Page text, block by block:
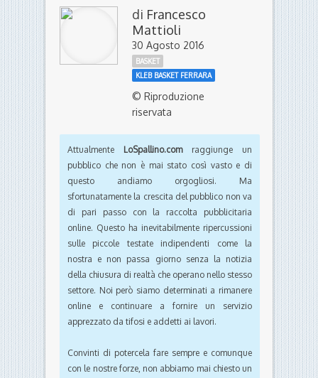
di Francesco
Mattioli
30 Agosto 2016
BASKET
KLEB BASKET FERRARA
© Riproduzione
riservata
Attualmente LoSpallino.comraggiunge un
pubblico che non è mai stato così vasto e di
questo andiamo orgogliosi. Ma
sfortunatamente la crescita del pubblico non va
di pari passo con la raccolta pubblicitaria
online. Questo ha inevitabilmente ripercussioni
sulle piccole testate indipendenti come la
nostra e non passa giorno senza la notizia
della chiusura di realtà che operano nello stesso
settore. Noi però siamo determinati a rimanere
online e continuare a fornire un servizio
apprezzato da tifosi e addetti ai lavori.
Convinti di potercela fare sempre e comunque
con le nostre forze, non abbiamo mai chiesto un